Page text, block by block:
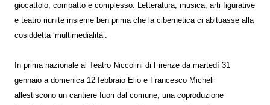
giocattolo, compatto e complesso. Letteratura, musica, arti figurative
e teatro riunite insieme ben prima che la cibernetica ci abituasse alla
cosiddetta ‘multimedialità’.
In prima nazionale al Teatro Niccolini di Firenze da martedì 31
gennaio a domenica 12 febbraio Elio e Francesco Micheli
allestiscono un cantiere fuori dal comune, una coproduzione